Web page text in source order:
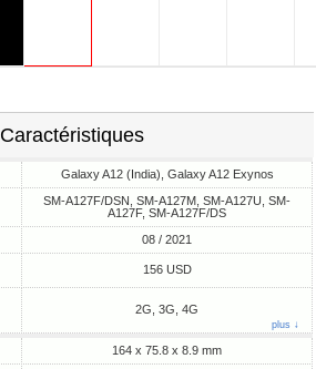
Caractéristiques
Galaxy A12 (India), Galaxy A12 Exynos
SM-A127F/DSN, SM-A127M, SM-A127U, SM-
A127F, SM-A127F/DS
08 / 2021
156 USD
2G, 3G, 4G
plus ↓
164 x 75.8 x 8.9 mm